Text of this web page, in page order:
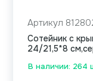
В наличии: 264
Артикул
Сотейник с
24/21,5*8